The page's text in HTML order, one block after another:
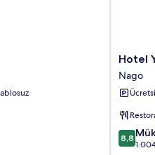
Hotel
Yugaf
Inn
Hotel
Nago
10
8,8